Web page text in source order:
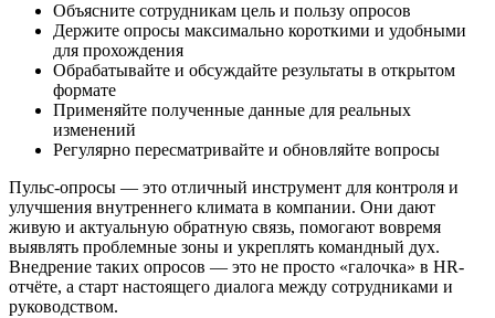
Объясните сотрудникам цель и пользу опросов
Держите опросы максимально короткими и удобными
для прохождения
Обрабатывайте и обсуждайте результаты в открытом
формате
Применяйте полученные данные для реальных
изменений
Регулярно пересматривайте и обновляйте вопросы
Пульс-опросы — это отличный инструмент для контроля и
улучшения внутреннего климата в компании. Они дают
живую и актуальную обратную связь, помогают вовремя
выявлять проблемные зоны и укреплять командный дух.
Внедрение таких опросов — это не просто «галочка» в HR-
отчёте, а старт настоящего диалога между сотрудниками и
руководством.